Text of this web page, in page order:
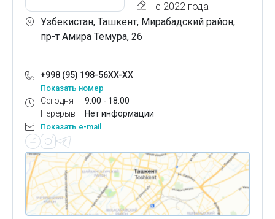
с 2022 года
Узбекистан, Ташкент, Мирабадский район,
пр-т Амира Темура, 26
+998 (95) 198-56XX-XX
Показать номер
Сегодня
Перерыв
9:00 - 18:00
Нет информации
Показать e-mail